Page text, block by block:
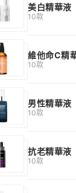
美白精華液
10款
維他命C精
10款
男性精華液
10款
抗老精華液
10款